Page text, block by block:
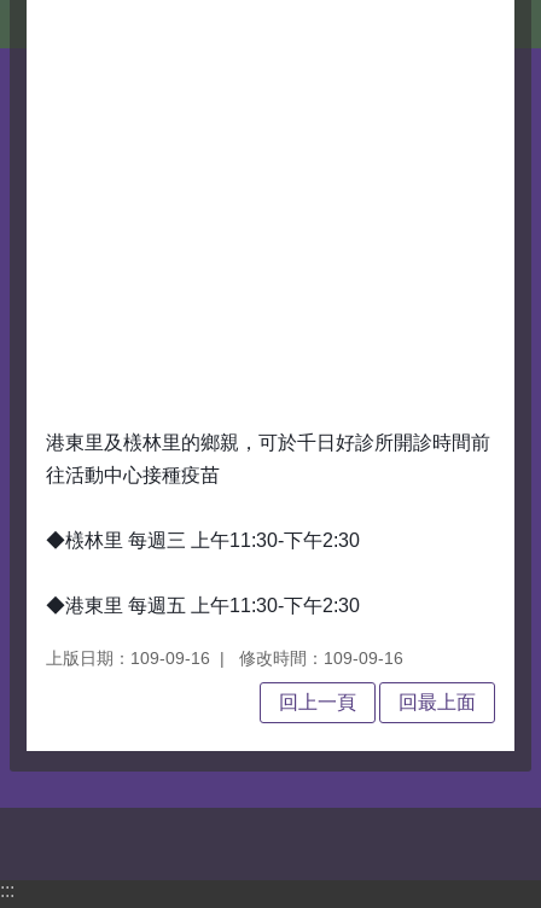
港東里及檨林里的鄉親，可於千日好診所開診時間前
往活動中心接種疫苗
◆檨林里 每週三 上午11:30-下午2:30
◆港東里 每週五 上午11:30-下午2:30
上版日期：109-09-16 修改時間：109-09-16
回上一頁 回最上面
:::